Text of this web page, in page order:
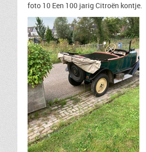
foto 10 Een 100 jarig Citroën kontje.